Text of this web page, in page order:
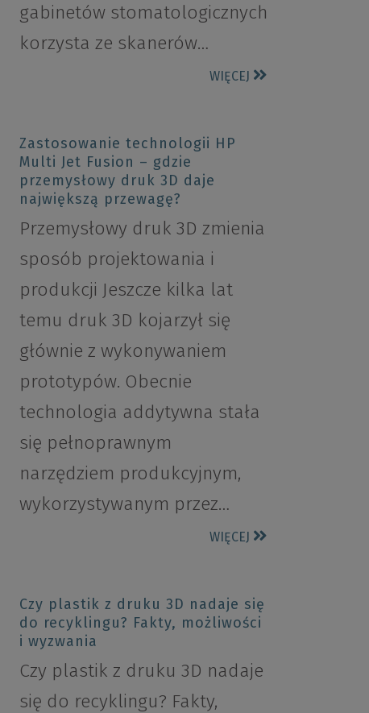
gabinetów stomatologicznych
korzysta ze skanerów…
WIĘCEJ
Zastosowanie technologii HP
Multi Jet Fusion – gdzie
przemysłowy druk 3D daje
największą przewagę?
Przemysłowy druk 3D zmienia
sposób projektowania i
produkcji Jeszcze kilka lat
temu druk 3D kojarzył się
głównie z wykonywaniem
prototypów. Obecnie
technologia addytywna stała
się pełnoprawnym
narzędziem produkcyjnym,
wykorzystywanym przez…
WIĘCEJ
Czy plastik z druku 3D nadaje się
do recyklingu? Fakty, możliwości
i wyzwania
Czy plastik z druku 3D nadaje
się do recyklingu? Fakty,